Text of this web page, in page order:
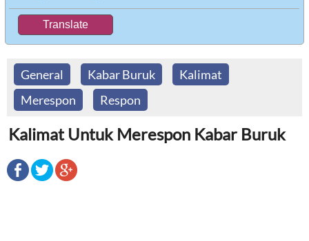
General Kabar Buruk
Kalimat
Merespon
Respon
Kalimat Untuk Merespon Kabar Buruk